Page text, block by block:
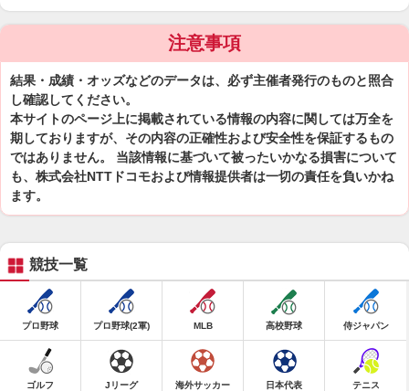
注意事項
結果・成績・オッズなどのデータは、必ず主催者発行のものと照合
し確認してください。
本サイトのページ上に掲載されている情報の内容に関しては万全を
期しておりますが、その内容の正確性および安全性を保証するもの
ではありません。 当該情報に基づいて被ったいかなる損害について
も、株式会社NTTドコモおよび情報提供者は一切の責任を負いかね
ます。
競技一覧
プロ野球 プロ野球(2軍) MLB 高校野球 侍ジャパン
ゴルフ Jリーグ 海外サッカー 日本代表 テニス